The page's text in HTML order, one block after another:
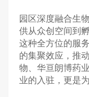
园区深度融合生
供从众创空间到
这种全方位的服
的集聚效应，推
物、华亘朗博药
业的入驻，更是